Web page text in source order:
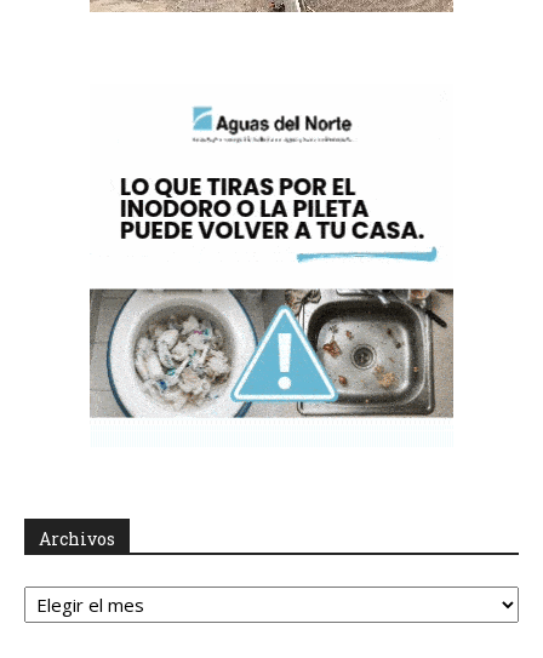
Archivos
Archivos